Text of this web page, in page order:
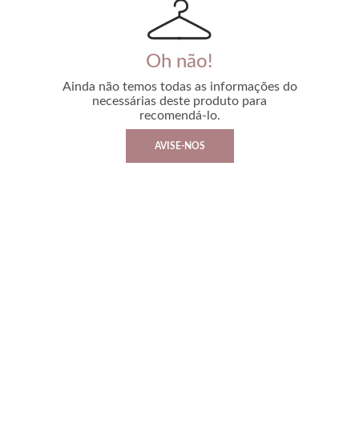
Oh não!
Ainda não temos todas as informações do
necessárias deste produto para
recomendá-lo.
AVISE-NOS